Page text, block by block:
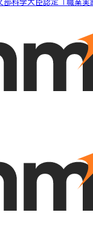
部科学大臣認定「職業実